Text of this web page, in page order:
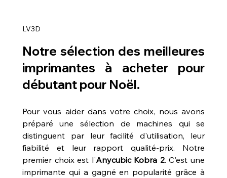
LV3D
Notre sélection des meilleures
imprimantes à acheter pour
débutant pour Noël.
Pour vous aider dans votre choix, nous avons
préparé une sélection de machines qui se
distinguent par leur facilité d'utilisation, leur
fiabilité et leur rapport qualité-prix. Notre
premier choix est l'Anycubic Kobra 2. C'est une
imprimante qui a gagné en popularité grâce à